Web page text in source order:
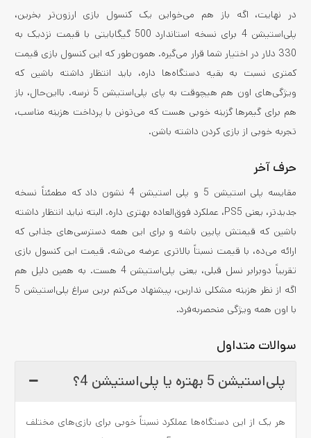
در نهایت، اگه باز هم می‌خواین یک کنسول بازی ارزون‌تر بخرین،
پلی‌استیشن 4 برای نسخه استاندارد 500 گیگابایتی با قیمت نزدیک به
330 دلار در اختیار شما قرار می‌گیره. همون‌طور که این کنسول بازی قیمت
کمتری نسبت به بقیه دستگاه‌ها داره، باید انتظار داشته باشین که
ویژگی‌های اون هم هیچوقت به پای پلی‌استیشن 5 نرسه. بااین‌حال، باز
هم برای گیمرها گزینه خوبی هست که می‌تونن با پرداخت هزینه مناسب،
تجربه خوبی از بازی کردن داشته باشن.
حرف آخر
مقایسه پلی استیشن 5 و پلی استیشن 4 نشون داد که مطمئناً نسخه
جدیدتر، یعنی PS5، عملکرد فوق‌العاده بهتری داره. البته نباید انتظار داشته
باشین که قیمتش پایین باشه و برای این همه دسترسی‌های جذابی که
ارائه می‌ده، با قیمت نسبتاً بالاتری عرضه می‌شه. قیمت این کنسول بازی
تقریباً دوبرابر نسل قبلی، یعنی پلی‌استیشن 4 هست. به همین دلیل هم
اگه از نظر هزینه مشکلی ندارین، پیشنهاد می‌کنم برین سراغ پلی‌استیشن 5
با اون همه ویژگی منحصربه‌فرد.
سوالات متداول
پلی‌استیشن 5 بهتره یا پلی‌استیشن 4؟
هر یک از این دستگاه‌ها عملکرد نسبتاً خوبی برای بازی‌‌های مختلف